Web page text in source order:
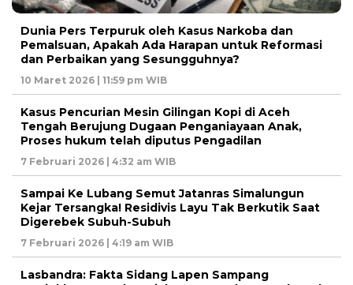
Dunia Pers Terpuruk oleh Kasus Narkoba dan
Pemalsuan, Apakah Ada Harapan untuk Reformasi
dan Perbaikan yang Sesungguhnya?
10 Maret 2026 | 11:59 pm WIB
Kasus Pencurian Mesin Gilingan Kopi di Aceh
Tengah Berujung Dugaan Penganiayaan Anak,
Proses hukum telah diputus Pengadilan
7 Februari 2026 | 4:32 am WIB
Sampai Ke Lubang Semut Jatanras Simalungun
Kejar Tersangka! Residivis Layu Tak Berkutik Saat
Digerebek Subuh-Subuh
7 Februari 2026 | 4:19 am WIB
Lasbandra: Fakta Sidang Lapen Sampang